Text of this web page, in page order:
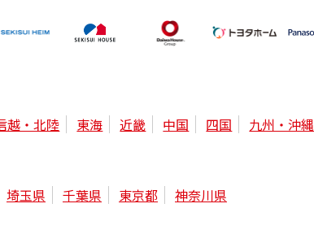
越・北陸 東海 近畿 中国 四国 九州・沖縄
埼玉県 千葉県 東京都 神奈川県